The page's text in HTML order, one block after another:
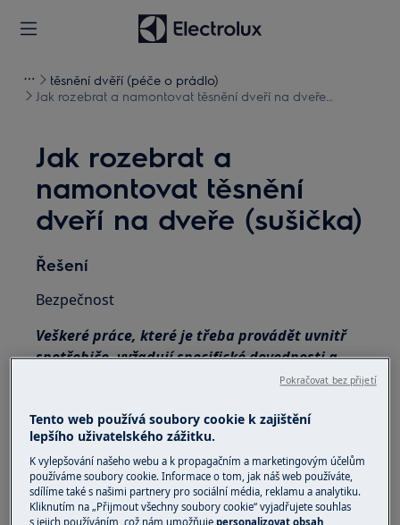
těsnění dvěří (péče o prádlo)
Jak rozebrat a namontovat těsnění dveří na dveře
Jak rozebrat a
namontovat těsnění
dveří na dveře (sušička)
Řešení
Bezpečnost
Veškeré práce, které je třeba provádět uvnitř
spotřebiče, vyžadují specifické dovednosti a
Tato plošina není vybavena vypínačem ON/OFF.
Než přistoupíte k vnitřním součástem,
vytáhněte zástrčku ze zásuvky a odpojte
napájení.
Tento web používá soubory cookie k zajištění
lepšího uživatelského zážitku.
K vylepšování našeho webu a k propagačním a marketingovým účelům
používáme soubory cookie. Informace o tom, jak náš web používáte,
sdílíme také s našimi partnery pro sociální média, reklamu a analytiku.
Kliknutím na „Přijmout všechny soubory cookie“ vyjadřujete souhlas
s jejich používáním, což nám umožňujepersonalizovat obsah,
Pokračovat bez přijetí